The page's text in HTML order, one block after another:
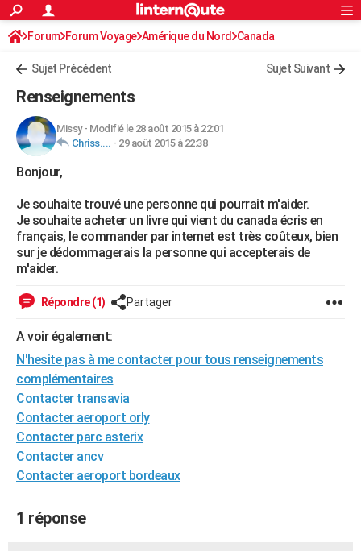
ACTUALITÉS
Politique
Société
Faits Divers
Education
Monde
Villes
+
FINANCE
Retraite
Impôts
Epargne
Immobilier
Risques naturels par ville
Banque
Assurance
Crédit
AUTO
Essais
Réserver un essai
Citadines
Berlines
SUV
Forum auto
+HIGH-TECH
Mobiles
Meilleur smartphone
Internet
Ordinateurs
Jeux vidéo
Guide high-tech
+BRICOLAGE
Forum
Aménagement intérieur
Extérieur
Cuisine
Salle de bains
Jardinage
Rangement
WEEK-END
Art de vivre
Bien-être
Loisirs
Mode
Modes de vie
Alimentation
Guide de la santé
Maladies
Médicaments
Sommeil
Destinations
City break
Voyage nature
Voyage de noces
Forum
Climat
+PHOTO
GUIDES D'ACHAT
BONS PLANS
CARTE DE VOEUX
DICTIONNAIRE
S'inscrire
Connexion
Forum Forum Voyage Amérique du Nord Canada
Sujet Précédent Sujet Suivant
Renseignements
Missy- Modifié le 28 août 2015 à 22:01
Chriss.... - 29 août 2015 à 22:38
Bonjour,
Je souhaite trouvé une personne qui pourrait m'aider.
Je souhaite acheter un livre qui vient du canada écris en
français, le commander par internet est très coûteux, bien
sur je dédommagerais la personne qui accepterais de
m'aider.
Répondre (1) Partager
A voir également:
N'hesite pas à me contacter pour tous renseignements
complémentaires
Contacter transavia
Contacter aeroport orly
Contacter parc asterix
Contacter ancv
Contacter aeroport bordeaux
1 réponse